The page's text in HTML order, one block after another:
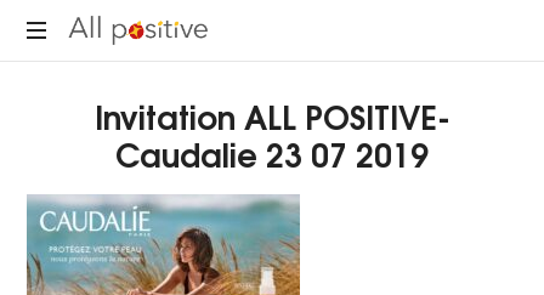
All
réinventer."
Invitation ALL POSITIVE-
Caudalie 23 07 2019